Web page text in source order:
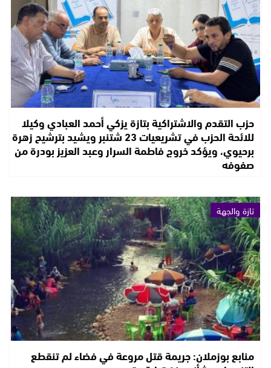
حزب التقدم والاشتراكية بتازة يزكي أحمد العبادي وكيلا
للائحة الحزب في تشريعيات 23 شتنبر ويشيد بترشيح زهرة
برحيوي، ويؤكد خروج فاطمة السرار وعبد العزيز بودرة من
صفوفه
تازة والجهة
منابع بوزملان: جريمة قتل مروعة في فضاء لم تنقطع